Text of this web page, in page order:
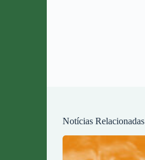
Notícias Relacionadas